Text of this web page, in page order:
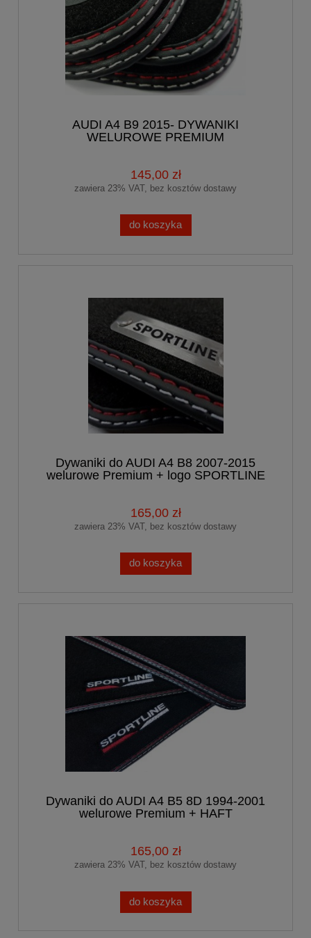
AUDI A4 B9 2015- DYWANIKI
WELUROWE PREMIUM
145,00 zł
zawiera 23% VAT, bez kosztów dostawy
do koszyka
Dywaniki do AUDI A4 B8 2007-2015
welurowe Premium + logo SPORTLINE
165,00 zł
zawiera 23% VAT, bez kosztów dostawy
do koszyka
Dywaniki do AUDI A4 B5 8D 1994-2001
welurowe Premium + HAFT
165,00 zł
zawiera 23% VAT, bez kosztów dostawy
do koszyka